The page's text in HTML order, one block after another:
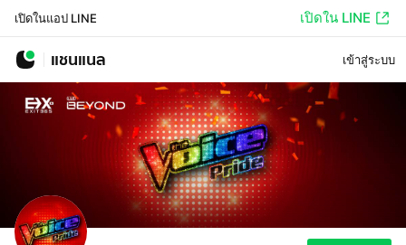
เปิดในแอป LINE เปิดใน LINE
แชนแนล เข้าสู่ระบบ